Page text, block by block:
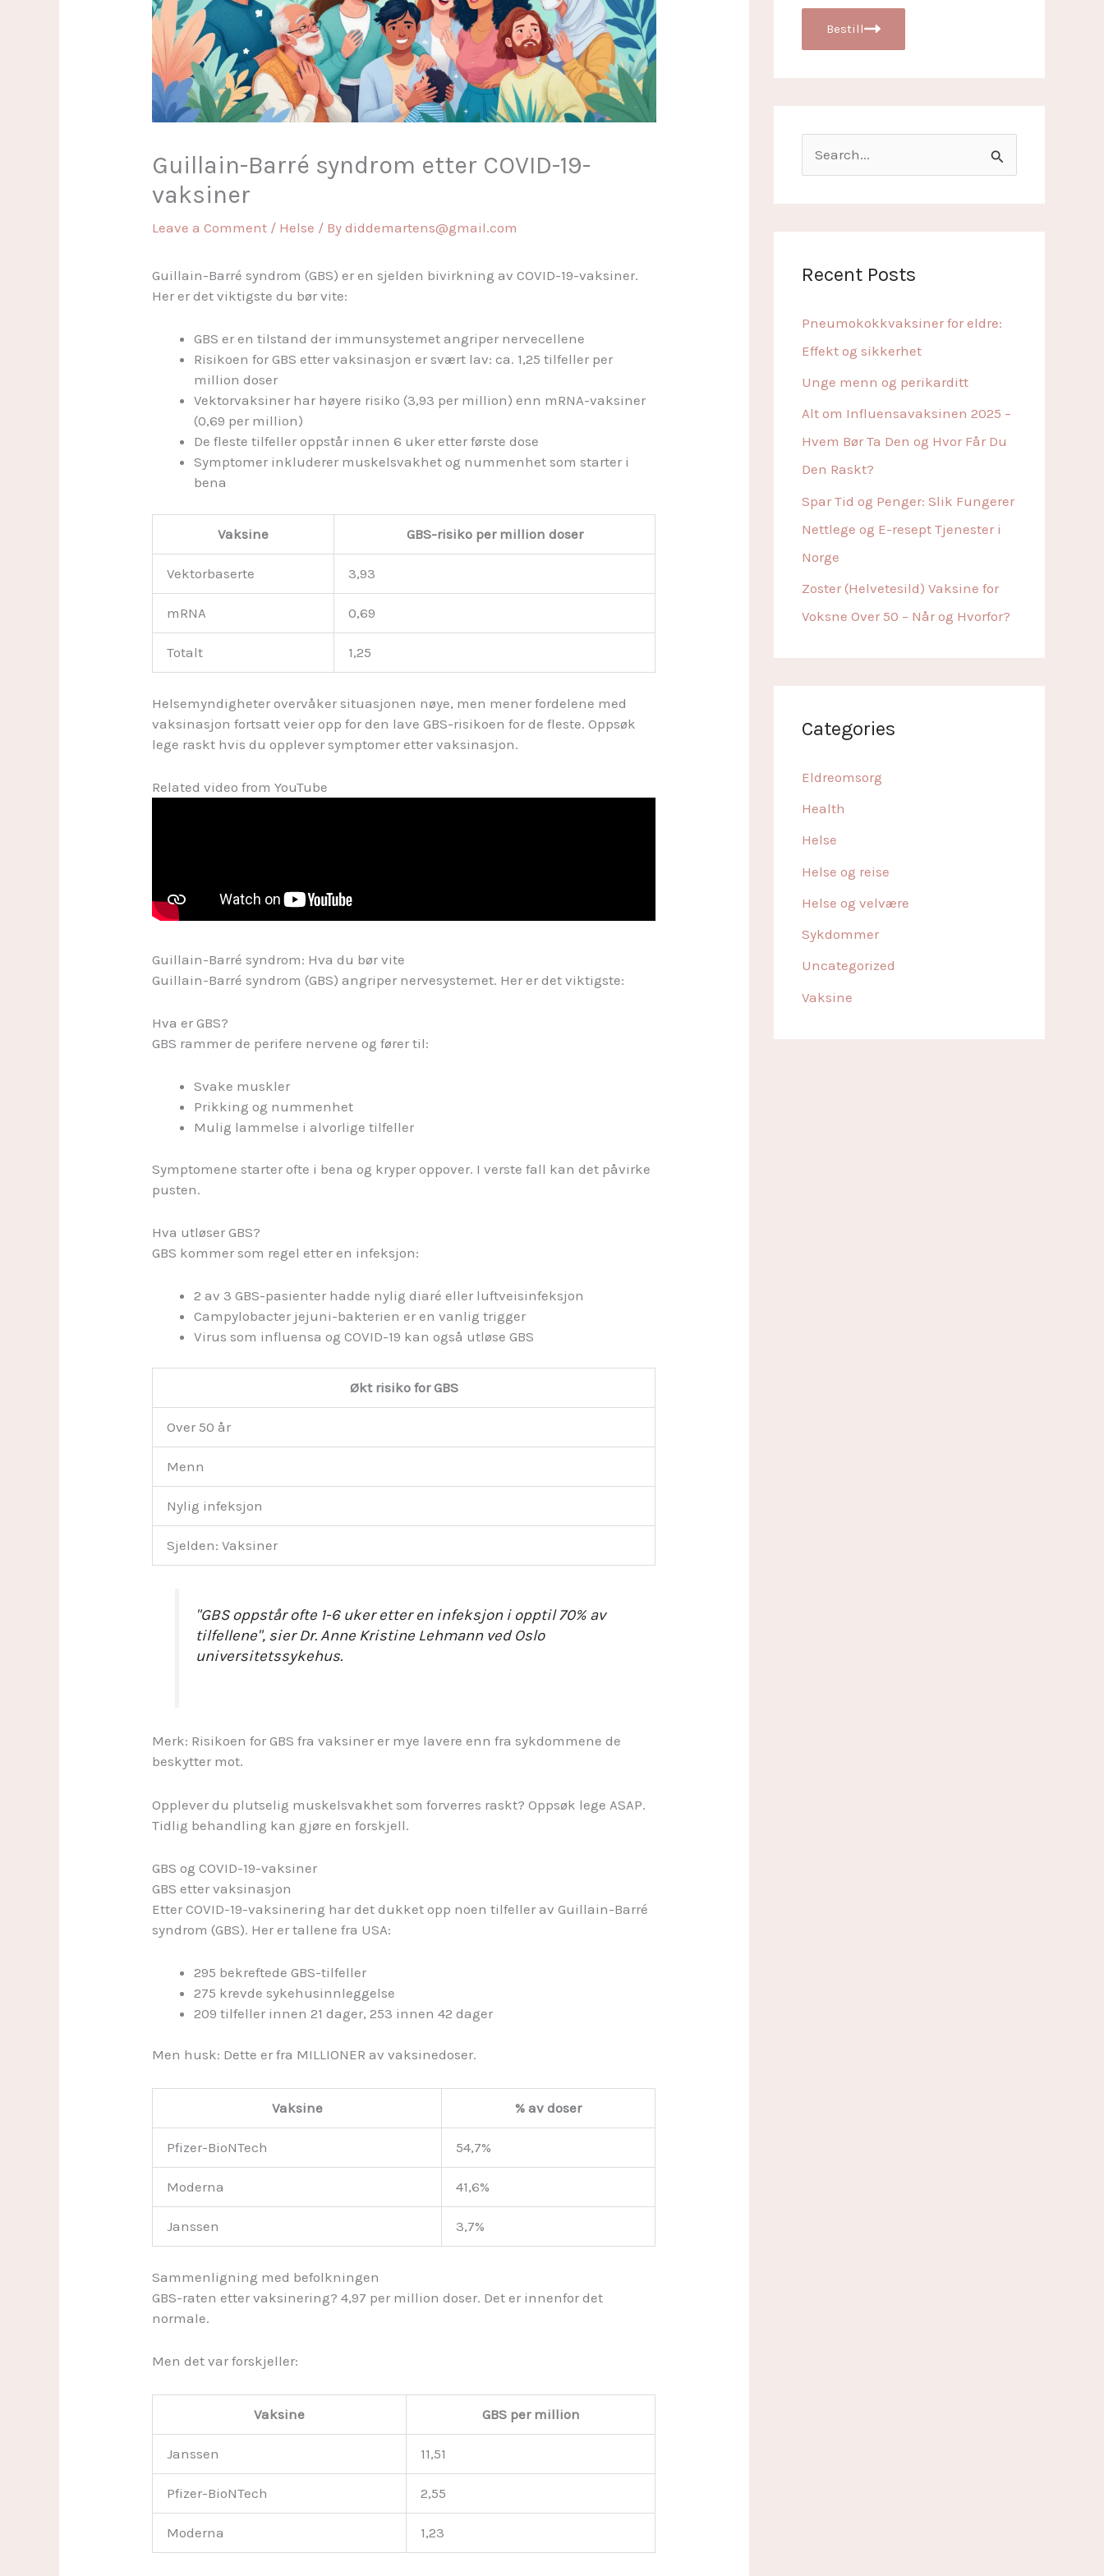
Guillain-Barré syndrom etter COVID-19-
vaksiner
Leave a Comment / Helse / Bydiddemartens@gmail.com
Guillain-Barré syndrom (GBS) er en sjelden bivirkning av COVID-19-vaksiner.
Her er det viktigste du bør vite:
GBS er en tilstand der immunsystemet angriper nervecellene
Risikoen for GBS etter vaksinasjon er svært lav: ca. 1,25 tilfeller per
million doser
Vektorvaksiner har høyere risiko (3,93 per million) enn mRNA-vaksiner
(0,69 per million)
De fleste tilfeller oppstår innen 6 uker etter første dose
Symptomer inkluderer muskelsvakhet og nummenhet som starter i
bena
Vaksine GBS-risiko per million doser
Vektorbaserte 3,93
mRNA 0,69
Totalt 1,25
Helsemyndigheter overvåker situasjonen nøye, men mener fordelene med
vaksinasjon fortsatt veier opp for den lave GBS-risikoen for de fleste. Oppsøk
lege raskt hvis du opplever symptomer etter vaksinasjon.
Related video from YouTube
Guillain-Barré syndrom: Hva du bør vite
Guillain-Barré syndrom (GBS) angriper nervesystemet. Her er det viktigste:
Hva er GBS?
GBS rammer de perifere nervene og fører til:
Svake muskler
Prikking og nummenhet
Mulig lammelse i alvorlige tilfeller
Symptomene starter ofte i bena og kryper oppover. I verste fall kan det påvirke
pusten.
Hva utløser GBS?
GBS kommer som regel etter en infeksjon:
2 av 3 GBS-pasienter hadde nylig diaré eller luftveisinfeksjon
Campylobacter jejuni-bakterien er en vanlig trigger
Virus som influensa og COVID-19 kan også utløse GBS
Økt risiko for GBS
Over 50 år
Menn
Nylig infeksjon
Sjelden: Vaksiner
"GBS oppstår ofte 1-6 uker etter en infeksjon i opptil 70% av
tilfellene", sier Dr. Anne Kristine Lehmann ved Oslo
universitetssykehus.
Merk: Risikoen for GBS fra vaksiner er mye lavere enn fra sykdommene de
beskytter mot.
Opplever du plutselig muskelsvakhet som forverres raskt? Oppsøk lege ASAP.
Tidlig behandling kan gjøre en forskjell.
GBS og COVID-19-vaksiner
GBS etter vaksinasjon
Etter COVID-19-vaksinering har det dukket opp noen tilfeller av Guillain-Barré
syndrom (GBS). Her er tallene fra USA:
295 bekreftede GBS-tilfeller
275 krevde sykehusinnleggelse
209 tilfeller innen 21 dager, 253 innen 42 dager
Men husk: Dette er fra MILLIONER av vaksinedoser.
Vaksine % av doser
Pfizer-BioNTech 54,7%
Moderna 41,6%
Janssen 3,7%
Sammenligning med befolkningen
GBS-raten etter vaksinering? 4,97 per million doser. Det er innenfor det
normale.
Men det var forskjeller:
Vaksine GBS per million
Janssen 11,51
Pfizer-BioNTech 2,55
Moderna 1,23
Bestill
e
h
Recent Posts
Pneumokokkvaksiner for eldre:
Effekt og sikkerhet
Unge menn og perikarditt
Alt om Influensavaksinen 2025 –
Hvem Bør Ta Den og Hvor Får Du
Den Raskt?
Spar Tid og Penger: Slik Fungerer
Nettlege og E-resept Tjenester i
Norge
Zoster (Helvetesild) Vaksine for
Voksne Over 50 – Når og Hvorfor?
Categories
Eldreomsorg
Health
Helse
Helse og reise
Helse og velvære
Sykdommer
Uncategorized
Vaksine